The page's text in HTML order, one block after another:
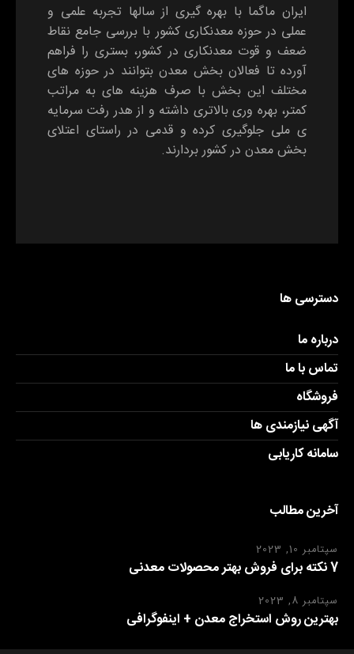
ایران ماگما با بهره گیری از سالها تجربه علمی و
عملی در حوزه معدنکاری کشور با بررسی جامع نقاط
ضعف و قوت معدنکاری در کشور، بستری را فراهم
آورده تا فعالان بخش معدن بتوانند در حوزه های
مختلف این بخش با صرف هزینه های به مراتب
کمتر، بهره وری بالاتری داشته و از هدر رفت سرمایه
ی ملی جلوگیری کرده و قدمی در راستای اعتلای
بخش معدن در کشور بردارند.
دسترسی ها
درباره ما
تماس با ما
فروشگاه
آگهی نیازمندی ها
سامانه کاریابی
آخرین مطالب
سپتامبر 10, 2023
7 نکته برای فروش بهتر محصولات معدنی
سپتامبر 8, 2023
بهترین روش استخراج معدن + اینفوگرافی